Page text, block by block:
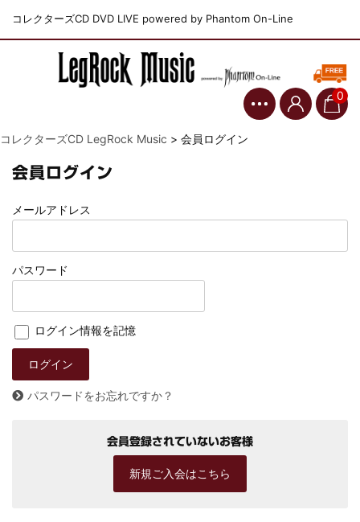
コレクターズCD DVD LIVE powered by Phantom On-Line
0
コレクターズCD LegRock Music > 会員ログイン
会員ログイン
メールアドレス
パスワード
ログイン情報を記憶
パスワードをお忘れですか？
会員登録されていないお客様
新規ご入会はこちら